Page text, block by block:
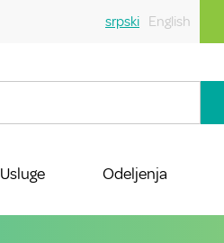
srpski English
Usluge Odeljenja